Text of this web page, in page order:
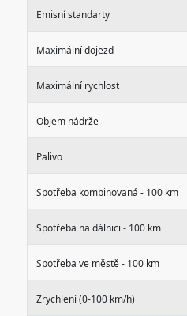
Emisní standarty
Maximální dojezd
Maximální rychlost
Objem nádrže
Palivo
Spotřeba kombinovaná - 100 km
Spotřeba na dálnici - 100 km
Spotřeba ve městě - 100 km
Zrychlení (0-100 km/h)